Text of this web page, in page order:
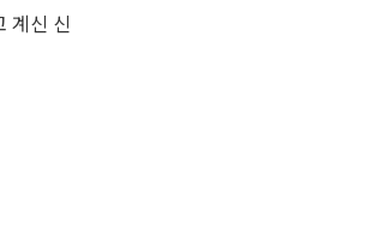
계신 신